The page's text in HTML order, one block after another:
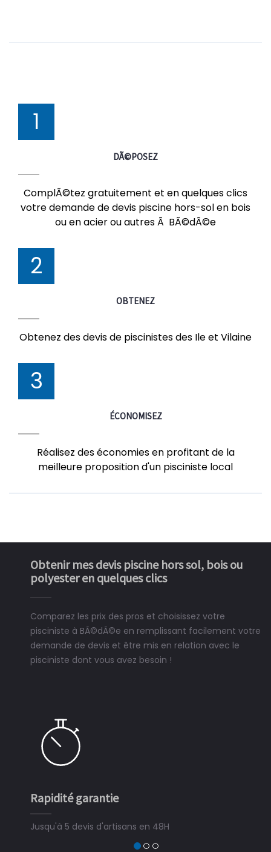
1
DÃ©POSEZ
ComplÃ©tez gratuitement et en quelques clics
votre demande de devis piscine hors-sol en bois
ou en acier ou autres Ã BÃ©dÃ©e
2
OBTENEZ
Obtenez des devis de piscinistes des Ile et Vilaine
3
ÉCONOMISEZ
Réalisez des économies en profitant de la
meilleure proposition d'un pisciniste local
Obtenir mes devis piscine hors sol, bois ou
polyester en quelques clics
Comparez les prix des pros et choisissez votre
pisciniste à BÃ©dÃ©e en remplissant facilement votre
demande de devis et être mis en relation avec le
pisciniste dont vous avez besoin !
Rapidité garantie
Jusqu'à 5 devis d'artisans en 48H